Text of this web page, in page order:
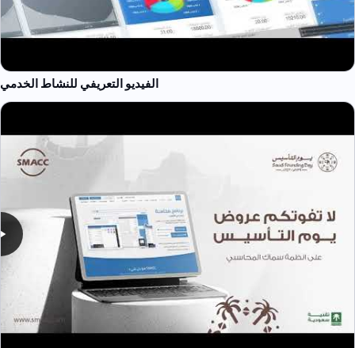
الفيديو التعريفي للنشاط الخدمي